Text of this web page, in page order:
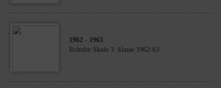
1962 - 1963
Roholte Skole 3. klasse 1962-63